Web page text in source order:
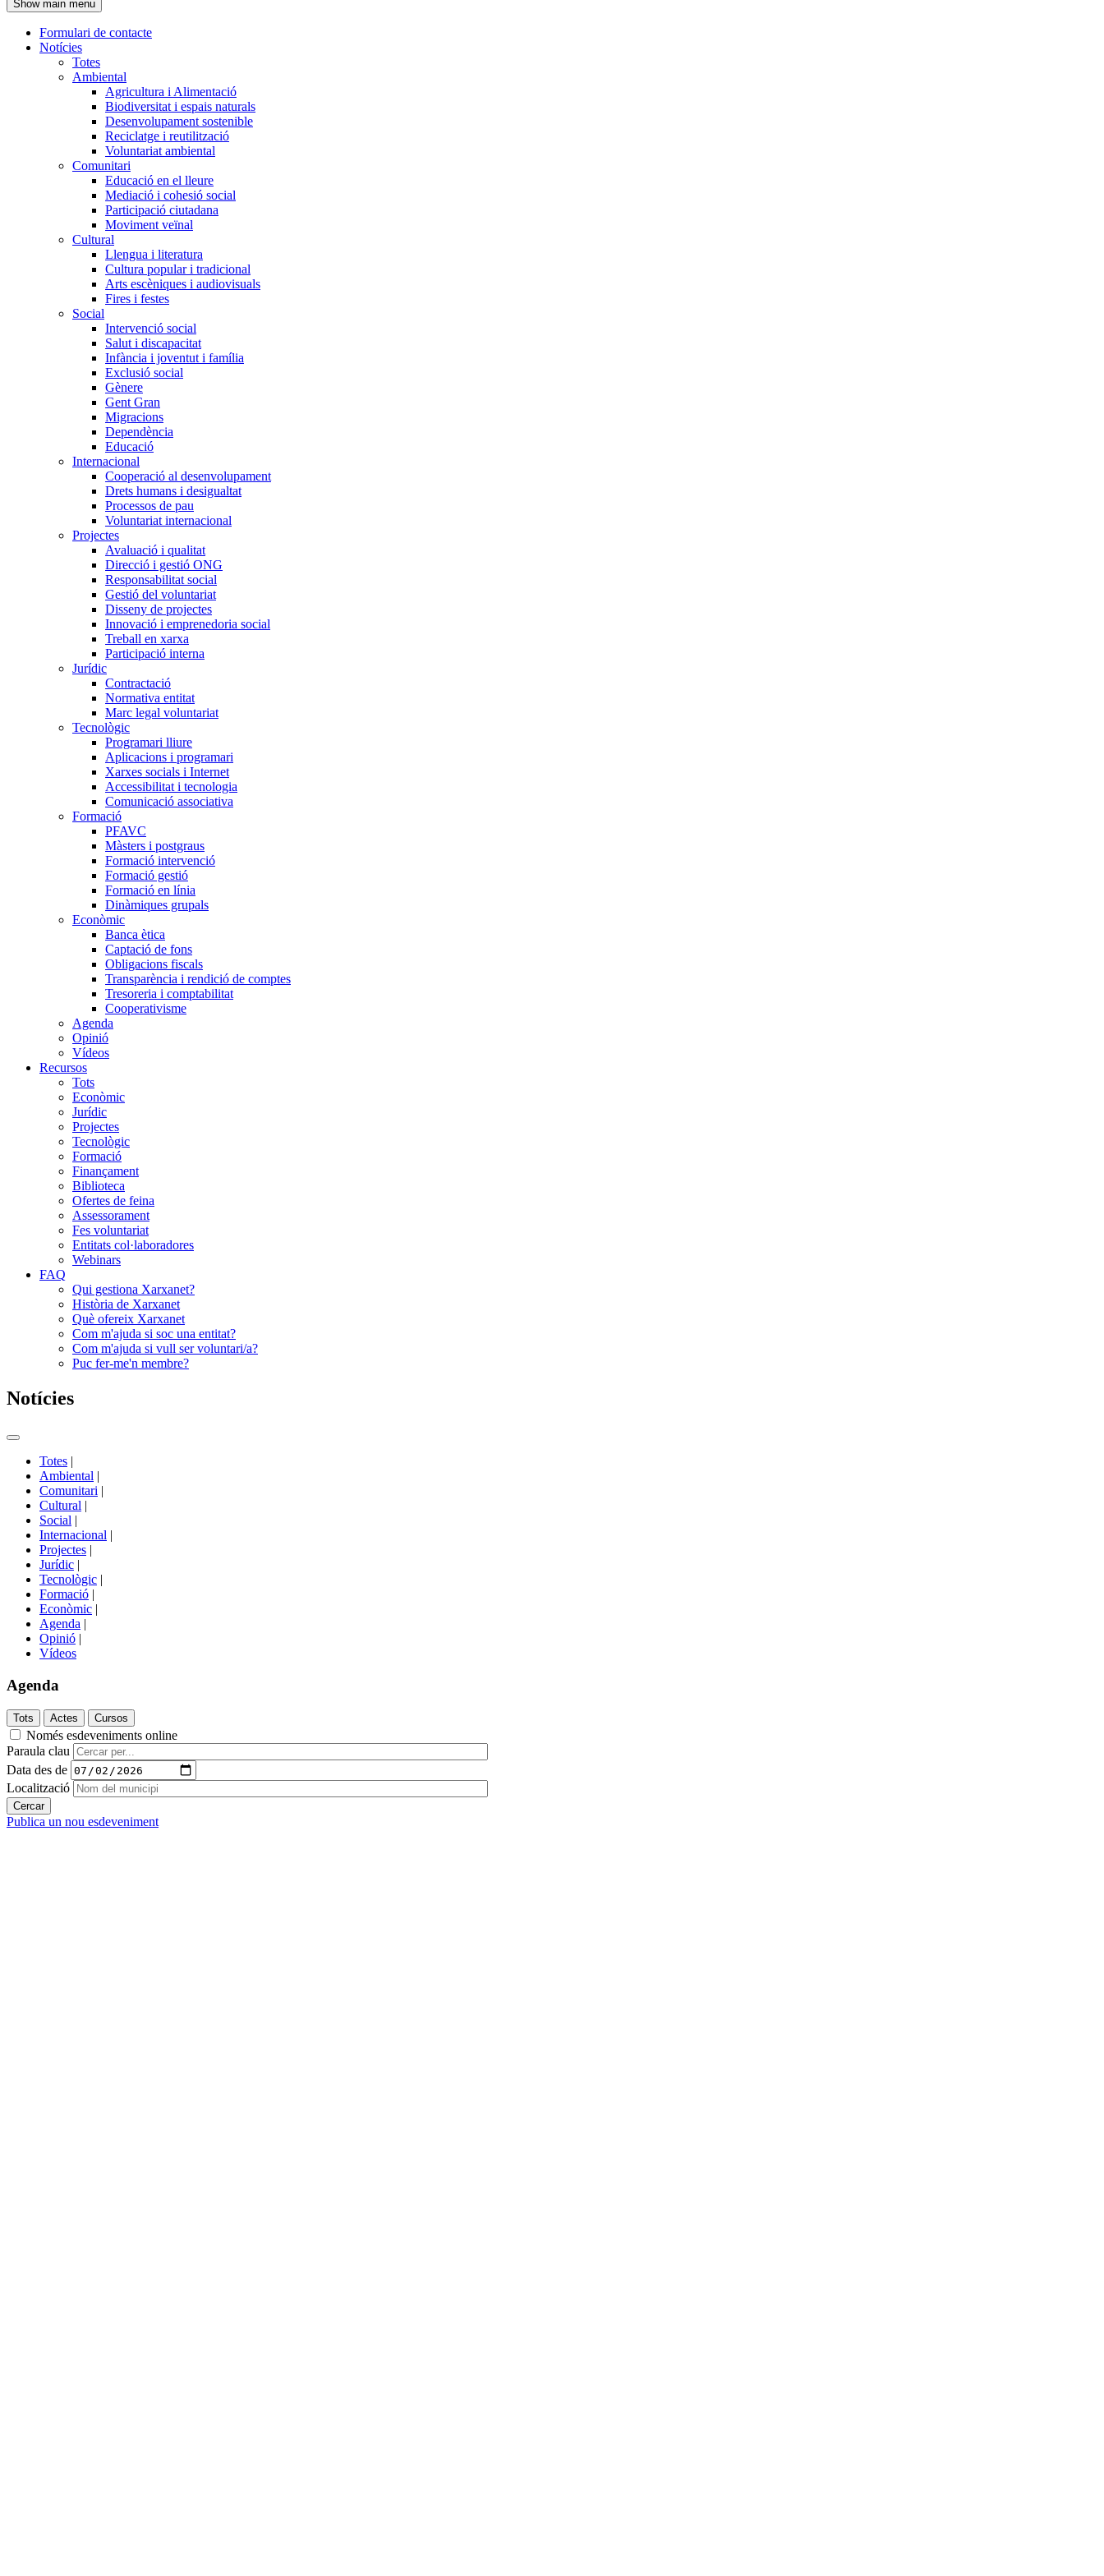
l'encapçalament
Show main menu
Navegació
principal
Formulari de contacte
Notícies
Totes
Ambiental
Agricultura i Alimentació
Biodiversitat i espais naturals
Desenvolupament sostenible
Reciclatge i reutilització
Voluntariat ambiental
Comunitari
Educació en el lleure
Mediació i cohesió social
Participació ciutadana
Moviment veïnal
Cultural
Llengua i literatura
Cultura popular i tradicional
Arts escèniques i audiovisuals
Fires i festes
Social
Intervenció social
Salut i discapacitat
Infància i joventut i família
Exclusió social
Gènere
Gent Gran
Migracions
Dependència
Educació
Internacional
Cooperació al desenvolupament
Drets humans i desigualtat
Processos de pau
Voluntariat internacional
Projectes
Avaluació i qualitat
Direcció i gestió ONG
Responsabilitat social
Gestió del voluntariat
Disseny de projectes
Innovació i emprenedoria social
Treball en xarxa
Participació interna
Jurídic
Contractació
Normativa entitat
Marc legal voluntariat
Tecnològic
Programari lliure
Aplicacions i programari
Xarxes socials i Internet
Accessibilitat i tecnologia
Comunicació associativa
Formació
PFAVC
Màsters i postgraus
Formació intervenció
Formació gestió
Formació en línia
Dinàmiques grupals
Econòmic
Banca ètica
Captació de fons
Obligacions fiscals
Transparència i rendició de comptes
Tresoreria i comptabilitat
Cooperativisme
Agenda
Opinió
Vídeos
Recursos
Tots
Econòmic
Jurídic
Projectes
Tecnològic
Formació
Finançament
Biblioteca
Ofertes de feina
Assessorament
Fes voluntariat
Entitats col·laboradores
Webinars
FAQ
Qui gestiona Xarxanet?
Història de Xarxanet
Què ofereix Xarxanet
Com m'ajuda si soc una entitat?
Com m'ajuda si vull ser voluntari/a?
Puc fer-me'n membre?
Notícies
Commutador
portals
Totes |
Ambiental |
Comunitari |
Cultural |
Social |
Internacional |
Projectes |
Jurídic |
Tecnològic |
Formació |
Econòmic |
Agenda |
Opinió |
Vídeos
Agenda
Només esdeveniments online
Paraula clau
Data des de
Localització
Publica un nou esdeveniment